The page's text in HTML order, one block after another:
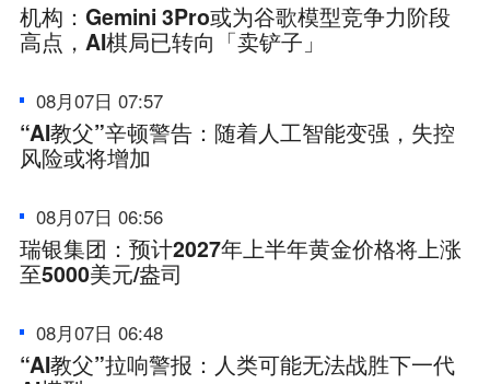
机构：Gemini 3Pro或为谷歌模型竞争力阶段
高点，AI棋局已转向「卖铲子」
08月07日 07:57
“AI教父”辛顿警告：随着人工智能变强，失控
风险或将增加
08月07日 06:56
瑞银集团：预计2027年上半年黄金价格将上涨
至5000美元/盎司
08月07日 06:48
“AI教父”拉响警报：人类可能无法战胜下一代